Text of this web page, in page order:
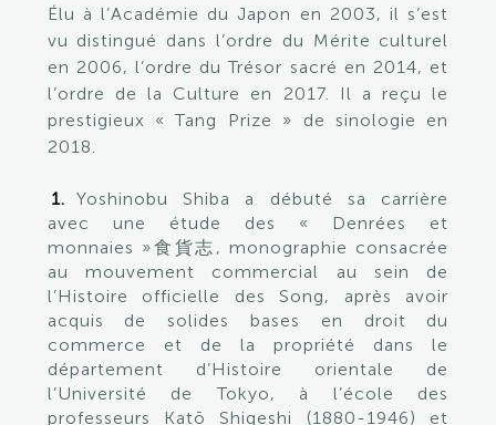
Élu à l’Académie du Japon en 2003, il s’est
vu distingué dans l’ordre du Mérite culturel
en 2006, l’ordre du Trésor sacré en 2014, et
l’ordre de la Culture en 2017. Il a reçu le
prestigieux « Tang Prize » de sinologie en
2018.
Yoshinobu Shiba a débuté sa carrière
avec une étude des « Denrées et
monnaies »食貨志, monographie consacrée
au mouvement commercial au sein de
l’Histoire officielle des Song, après avoir
acquis de solides bases en droit du
commerce et de la propriété dans le
département d’Histoire orientale de
l’Université de Tokyo, à l’école des
professeurs Katō Shigeshi (1880-1946) et